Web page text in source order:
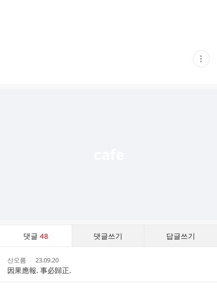
현
재
댓글48 댓글쓰기 답글쓰기
스
작
성
자
산오름
작
성
시
간
23.09.20
因果應報. 事必歸正.